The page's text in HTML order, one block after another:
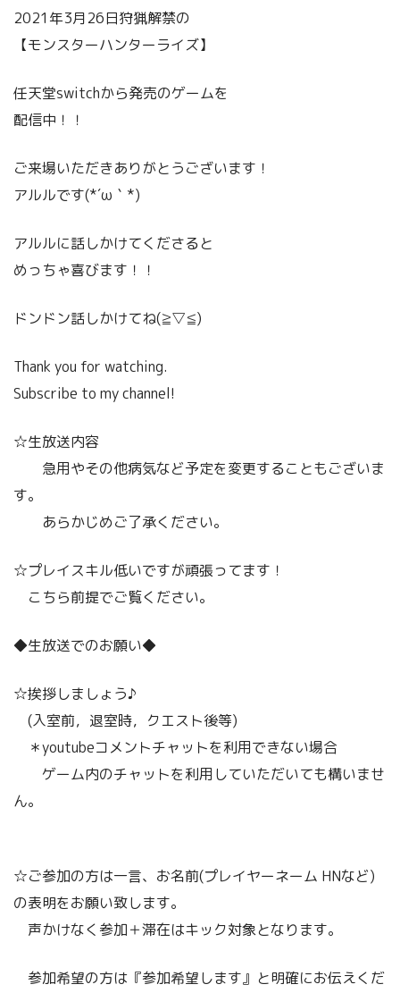
2021年3月26日狩猟解禁の
【モンスターハンターライズ】
任天堂switchから発売のゲームを
配信中！！
ご来場いただきありがとうございます！
アルルです(*´ω｀*)
アルルに話しかけてくださると
めっちゃ喜びます！！
ドンドン話しかけてね(≧▽≦)
Thank you for watching.
Subscribe to my channel!
☆生放送内容
急用やその他病気など予定を変更することもございま
す。
あらかじめご了承ください。
☆プレイスキル低いですが頑張ってます！
こちら前提でご覧ください。
◆生放送でのお願い◆
☆挨拶しましょう♪
(入室前，退室時，クエスト後等)
＊youtubeコメントチャットを利用できない場合
ゲーム内のチャットを利用していただいても構いませ
ん。
☆ご参加の方は一言、お名前(プレイヤーネーム HNなど)
の表明をお願い致します。
声かけなく参加＋滞在はキック対象となります。
参加希望の方は『参加希望します』と明確にお伝えくだ